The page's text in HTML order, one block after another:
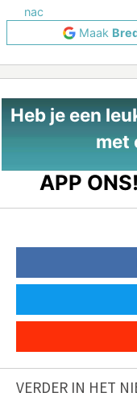
nac
Maak
Heb je een
met
APP ONS!
VERDER IN HET